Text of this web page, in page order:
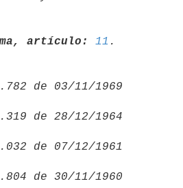
artículo:
11